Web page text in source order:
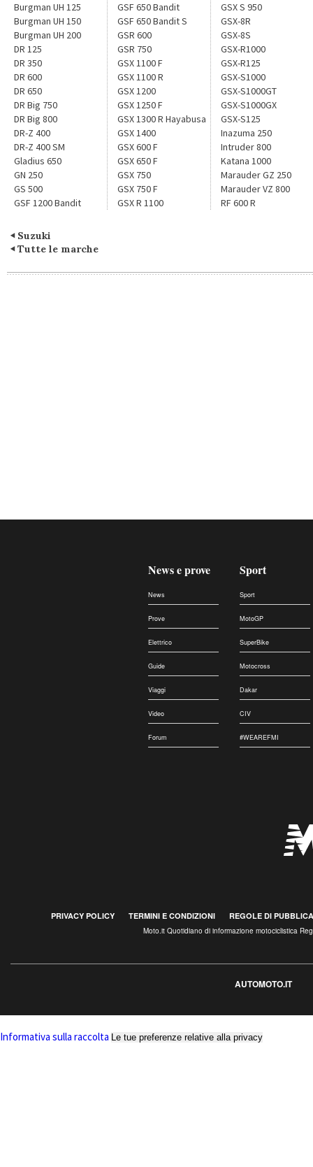
Burgman UH 125
Burgman UH 150
Burgman UH 200
DR 125
DR 350
DR 600
DR 650
DR Big 750
DR Big 800
DR-Z 400
DR-Z 400 SM
Gladius 650
GN 250
GS 500
GSF 1200 Bandit
GSF 650 Bandit
GSF 650 Bandit S
GSR 600
GSR 750
GSX 1100 F
GSX 1100 R
GSX 1200
GSX 1250 F
GSX 1300 R Hayabusa
GSX 1400
GSX 600 F
GSX 650 F
GSX 750
GSX 750 F
GSX R 1100
GSX S 950
GSX-8R
GSX-8S
GSX-R1000
GSX-R125
GSX-S1000
GSX-S1000GT
GSX-S1000GX
GSX-S125
Inazuma 250
Intruder 800
Katana 1000
Marauder GZ 250
Marauder VZ 800
RF 600 R
Suzuki
Tutte le marche
News e prove
News
Prove
Elettrico
Guide
Viaggi
Video
Forum
Sport
Sport
MotoGP
SuperBike
Motocross
Dakar
CIV
#WEAREFMI
PRIVACY POLICY TERMINI E CONDIZIONI REGOLE DI
Moto.it Quotidiano di informazione motociclistica
AUTOMOTO.IT
Informativa sulla raccolta Le tue preferenze relative alla privacy